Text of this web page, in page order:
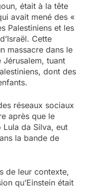
était à la tête
avait mené des «
Palestiniens et les
Cette
massacre dans le
tuant
dont des
réseaux sociaux
après que le
da Silva, eut
la bande de
de leur contexte,
qu’Einstein était